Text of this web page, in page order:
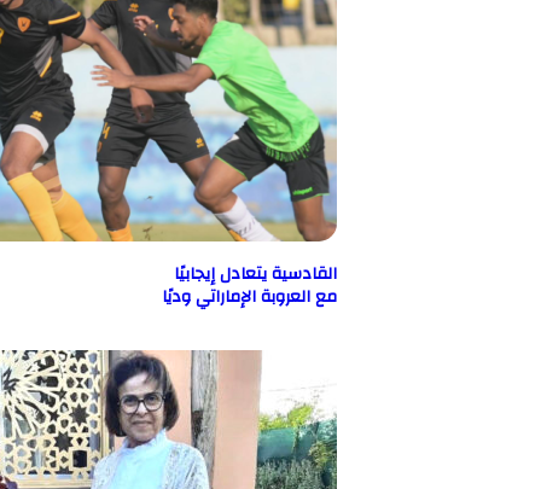
القادسية يتعادل إيجابيًا
مع العروبة الإماراتي وديًا